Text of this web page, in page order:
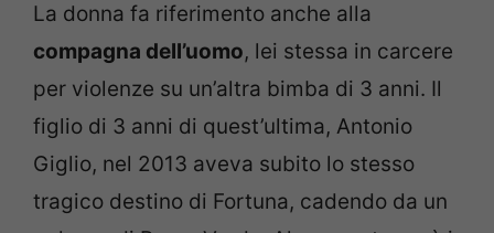
La donna fa riferimento anche alla
compagna dell’uomo, lei stessa in carcere
per violenze su un’altra bimba di 3 anni. Il
figlio di 3 anni di quest’ultima, Antonio
Giglio, nel 2013 aveva subito lo stesso
tragico destino di Fortuna, cadendo da un